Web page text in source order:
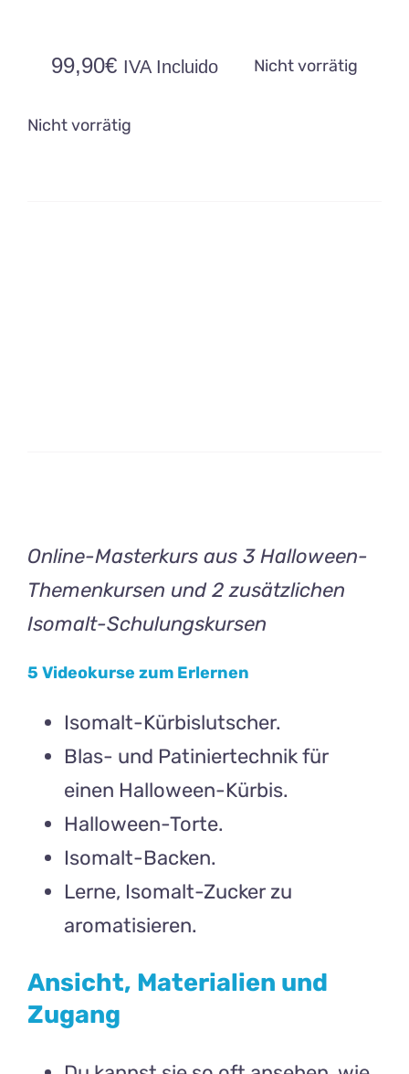
99,90€ IVA Incluido Nicht vorrätig
Nicht vorrätig
Online-Masterkurs aus 3 Halloween-
Themenkursen und 2 zusätzlichen
Isomalt-Schulungskursen
5 Videokurse zum Erlernen
Isomalt-Kürbislutscher.
Blas- und Patiniertechnik für
einen Halloween-Kürbis.
Halloween-Torte.
Isomalt-Backen.
Lerne, Isomalt-Zucker zu
aromatisieren.
Ansicht, Materialien und
Zugang